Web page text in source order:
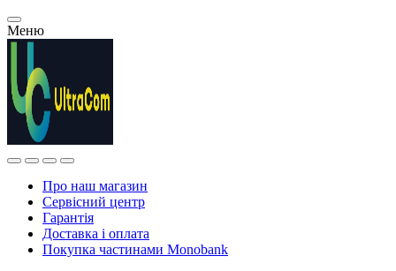
Меню
Про наш магазин
Сервісний центр
Гарантія
Доставка і оплата
Покупка частинами Monobank